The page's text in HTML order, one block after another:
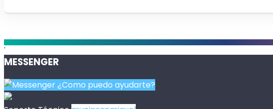
.
MESSENGER
¿Como puedo ayudarte?